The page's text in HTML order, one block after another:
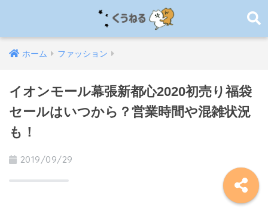
ホーム ファッション
イオンモール幕張新都心2020初売り福袋
セールはいつから？営業時間や混雑状況
も！
2019/09/29